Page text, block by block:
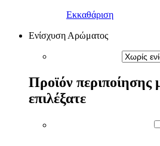
Εκκαθάριση
Ενίσχυση Αρώματος
Προϊόν
επιλέξατε